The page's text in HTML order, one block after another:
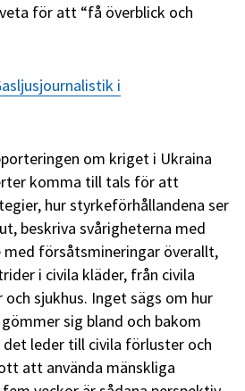
för att “få överblick och
i
om kriget i Ukraina
komma till tals för att
hur styrkeförhållandena ser
beskriva svårigheterna med
försåtsmineringar överallt,
i civila kläder, från civila
sjukhus. Inget sägs om hur
sig bland och bakom
leder till civila förluster och
att använda mänskliga